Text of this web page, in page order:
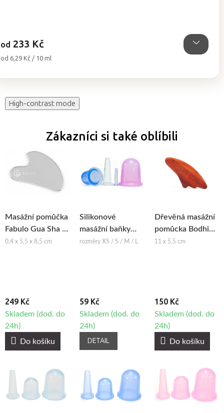
od 233 Kč
Měrná
od 6,29 Kč / 10 ml
High-contrast mode
Zákazníci si také oblíbili
Masážní pomůčka
Fabulo Gua Sha z
nerezavějící oceli
0,4 x 5,5 x 8,5 cm
249 Kč
Skladem (dod. do
24h)
Do košíku
Silikonové
masážní baňky
Fabulo Bell
rozměry XS / S / M / L
59 Kč
Skladem (dod. do
24h)
DETAIL
Dřevěná masážní
pomůcka Bodhi
Gua Sha
11 x 5,5 cm
150 Kč
Skladem (dod. do
24h)
Do košíku